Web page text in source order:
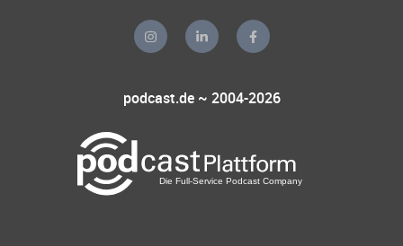
podcast.de ~ 2004-2026